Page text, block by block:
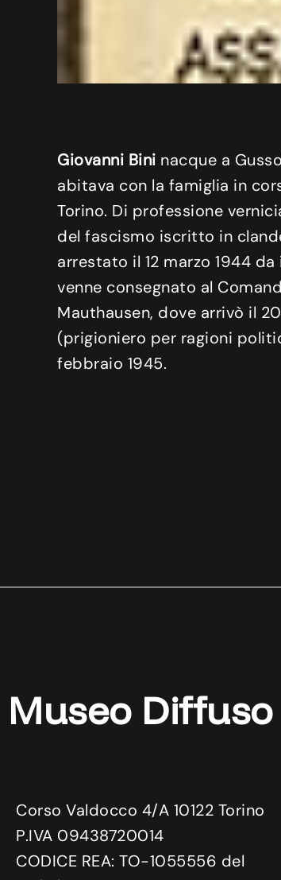
Giovanni Bini nacque a
abitava con la famiglia in
Torino. Di professione
del fascismo iscritto in
arrestato il 12 marzo 1944
venne consegnato al
Mauthausen, dove arrivò il
(prigioniero per ragioni
febbraio 1945.
Museo Diffuso
Corso Valdocco 4/A 10122 Torino
P.IVA 09438720014
CODICE REA: TO-1055556 del